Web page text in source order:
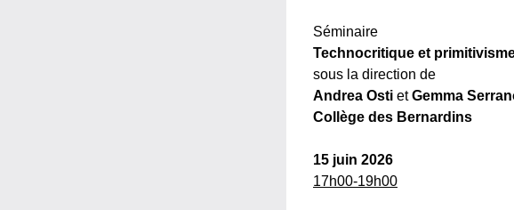
Séminaire
Technocritique et
sous la direction de
Andrea Osti et Gemma
Collège des Bernardins
15 juin 2026
17h00-19h00